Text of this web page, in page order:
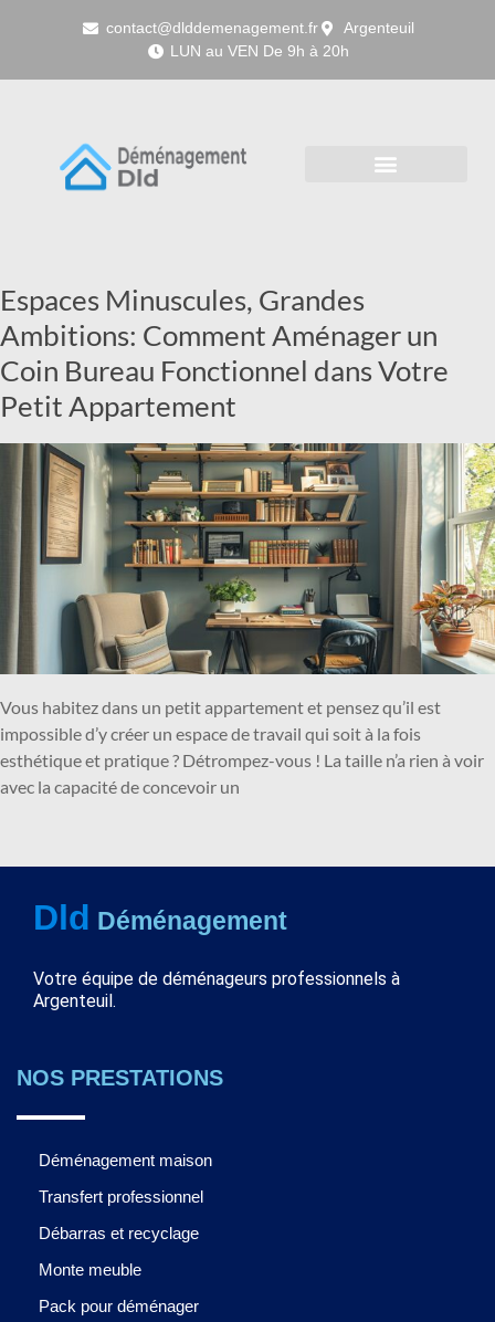
contact@dlddemenagement.fr
Argenteuil
LUN au VEN De 9h à 20h
Espaces Minuscules, Grandes
Ambitions: Comment Aménager un
Coin Bureau Fonctionnel dans Votre
Petit Appartement
Vous habitez dans un petit appartement et pensez qu’il est
impossible d’y créer un espace de travail qui soit à la fois
esthétique et pratique ? Détrompez-vous ! La taille n’a rien à voir
avec la capacité de concevoir un
Dld Déménagement
Votre équipe de déménageurs professionnels à
Argenteuil.
NOS PRESTATIONS
Déménagement maison
Transfert professionnel
Débarras et recyclage
Monte meuble
Pack pour déménager